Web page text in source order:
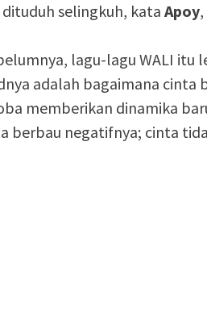
selingkuh, kata Apoy
lagu-lagu WALI itu
adalah bagaimana cinta
memberikan dinamika
berbau negatifnya; cinta